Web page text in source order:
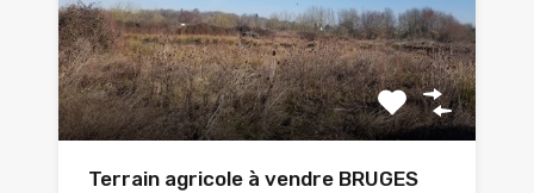
Terrain agricole à vendre BRUGES